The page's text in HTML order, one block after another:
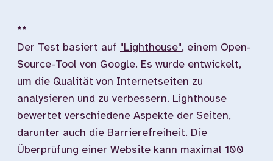
**
Der Test basiert auf "Lighthouse", einem Open-
Source-Tool von Google. Es wurde entwickelt,
um die Qualität von Internetseiten zu
analysieren und zu verbessern. Lighthouse
bewertet verschiedene Aspekte der Seiten,
darunter auch die Barrierefreiheit. Die
Überprüfung einer Website kann maximal 100